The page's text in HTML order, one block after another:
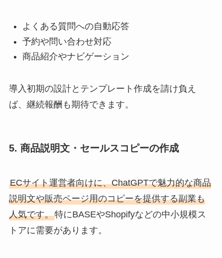
よくある質問への自動応答
予約や問い合わせ対応
商品紹介やナビゲーション
導入初期の設計とテンプレート作成を請け負え
ば、継続報酬も期待できます。
5. 商品説明文・セールスコピーの作成
ECサイト運営者向けに、ChatGPTで魅力的な商品
説明文や販売ページ用のコピーを提供する副業も
人気です。特にBASEやShopifyなどの中小規模ス
トアに需要があります。